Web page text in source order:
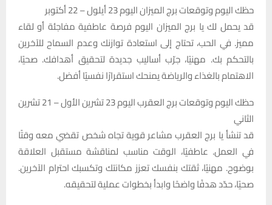
حظك اليوم وتوقعات برج الميزان اليوم 23 أيلول – 22 أکتوبر
قد يحمل لك يا برج الميزان اليوم فرصة عاطفية مفاجئة أو لقاء
مميز. في الحب، تحتاج إلى استعادة توازنك وعدم السماح للآخرين
بالتحكم بك. مهنيًا، جرّب أساليب جديدة لتحقيق أهدافك. صحيًا،
الاهتمام بالغذاء والرياضة يمنحك استقرارًا نفسيًا أفضل.
حظك اليوم وتوقعات برج العقرب اليوم 23 تشرين الأول – 21 تشرين
الثاني
قد تنشأ يا برج العقرب مشاعر قوية تجاه شخص تقضي معه وقتًا
في العمل. عاطفيًا، الوقت مناسب لمناقشة مستقبل العلاقة
بوضوح. مهنيًا، ثقتك بنفسك تعزز مكانتك وتكسبك احترام الآخرين.
صحيًا، حدّد هدفًا واضحًا وابدأ بخطوات عملية لتحقيقه.